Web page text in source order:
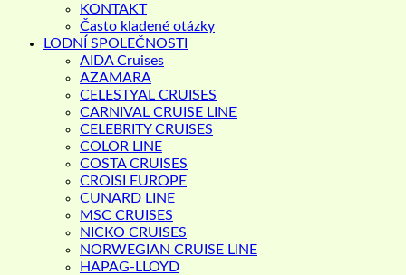
KONTAKT
Často kladené otázky
LODNÍ SPOLEČNOSTI
AIDA Cruises
AZAMARA
CELESTYAL CRUISES
CARNIVAL CRUISE LINE
CELEBRITY CRUISES
COLOR LINE
COSTA CRUISES
CROISI EUROPE
CUNARD LINE
MSC CRUISES
NICKO CRUISES
NORWEGIAN CRUISE LINE
HAPAG-LLOYD